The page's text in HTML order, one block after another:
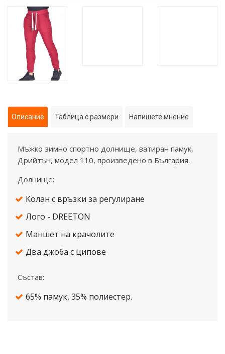
Описание Таблица с размери Напишете мнение
Мъжко зимно спортно долнище, ватиран памук,
Дрийтън, модел 110, произведено в България.
Долнище:
Колан с връзки за регулиране
Лого - DREETON
Маншет на крачолите
Два джоба с ципове
Състав:
65% памук, 35% полиестер.